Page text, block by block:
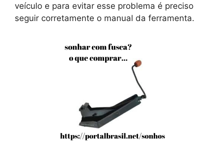
veículo e para evitar esse problema é preciso
seguir corretamente o manual da ferramenta.